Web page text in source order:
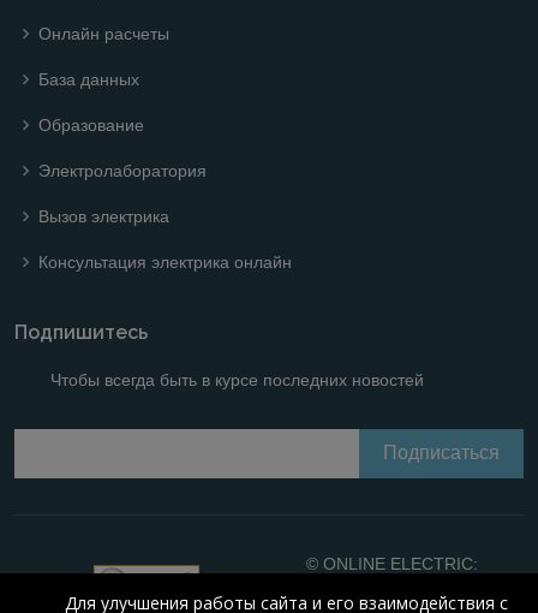
Онлайн расчеты
База данных
Образование
Электролаборатория
Вызов электрика
Консультация электрика онлайн
Подпишитесь
Чтобы всегда быть в курсе последних новостей
© ONLINE ELECTRIC:
Для улучшения работы сайта и его взаимодействия с